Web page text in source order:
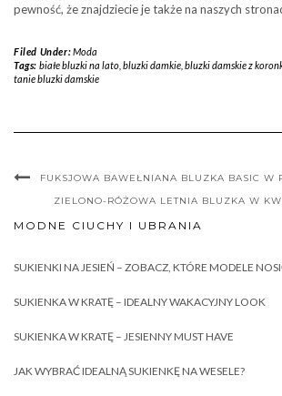
pewność, że znajdziecie je także na naszych
Filed Under:Moda
Tags: białe bluzki na lato, bluzki damkie, bluzki damskie z
tanie bluzki damskie
FUKSJOWA BAWEŁNIANA BLUZKA BASIC W
ZIELONO-RÓŻOWA LETNIA BLUZKA W
MODNE CIUCHY I UBRANIA
SUKIENKI NA JESIEŃ – ZOBACZ, KTÓRE MODELE
SUKIENKA W KRATĘ – IDEALNY WAKACYJNY LOOK
SUKIENKA W KRATĘ – JESIENNY MUST HAVE
JAK WYBRAĆ IDEALNĄ SUKIENKĘ NA WESELE?